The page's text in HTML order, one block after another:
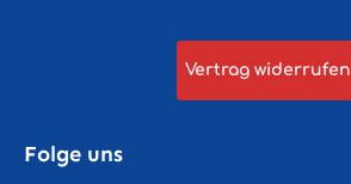
Vertrag widerrufen
Folge uns